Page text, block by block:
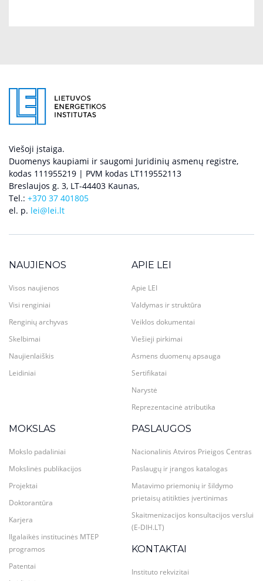
Viešoji įstaiga.
Duomenys kaupiami ir saugomi Juridinių asmenų registre,
kodas 111955219 | PVM kodas LT119552113
Breslaujos g. 3, LT-44403 Kaunas,
Tel.: +370 37 401805
el. p. lei@lei.lt
NAUJIENOS
Visos naujienos
Visi renginiai
Renginių archyvas
Skelbimai
Naujienlaiškis
Leidiniai
APIE LEI
Apie LEI
Valdymas ir struktūra
Veiklos dokumentai
Viešieji pirkimai
Asmens duomenų apsauga
Sertifikatai
Narystė
Reprezentacinė atributika
MOKSLAS
Mokslo padaliniai
Mokslinės publikacijos
Projektai
Doktorantūra
Karjera
Ilgalaikės institucinės MTEP
programos
Patentai
PASLAUGOS
Nacionalinis Atviros Prieigos Centras
Paslaugų ir įrangos katalogas
Matavimo priemonių ir šildymo
prietaisų atitikties įvertinimas
Skaitmenizacijos konsultacijos verslui
(E-DIH.LT)
KONTAKTAI
Instituto rekvizitai